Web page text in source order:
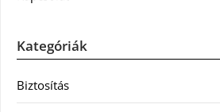
Kategóriák
Biztosítás